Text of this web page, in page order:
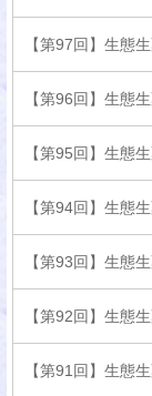
【第97回】生態
【第96回】生態
【第95回】生態
【第94回】生態
【第93回】生態
【第92回】生態
【第91回】生態